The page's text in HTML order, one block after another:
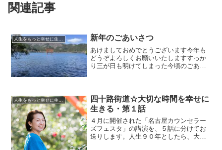
関連記事
人生をもっと幸せに生きるための 新年のごあいさつ
あけましておめでとうございます今年も
どうぞよろしくお願いいたしますすっか
り三が日も明けてしまった今頃のごあい
としながら（毎年恒例）ご...
人生をもっと幸せに生きるための
四十路街道☆大切な時間を幸せに
生きる・第１話
４月に開催された「名古屋カウンセラー
ズフェスタ」の講演を、５話に分けてお
送りします。人生９０年としたら、大変